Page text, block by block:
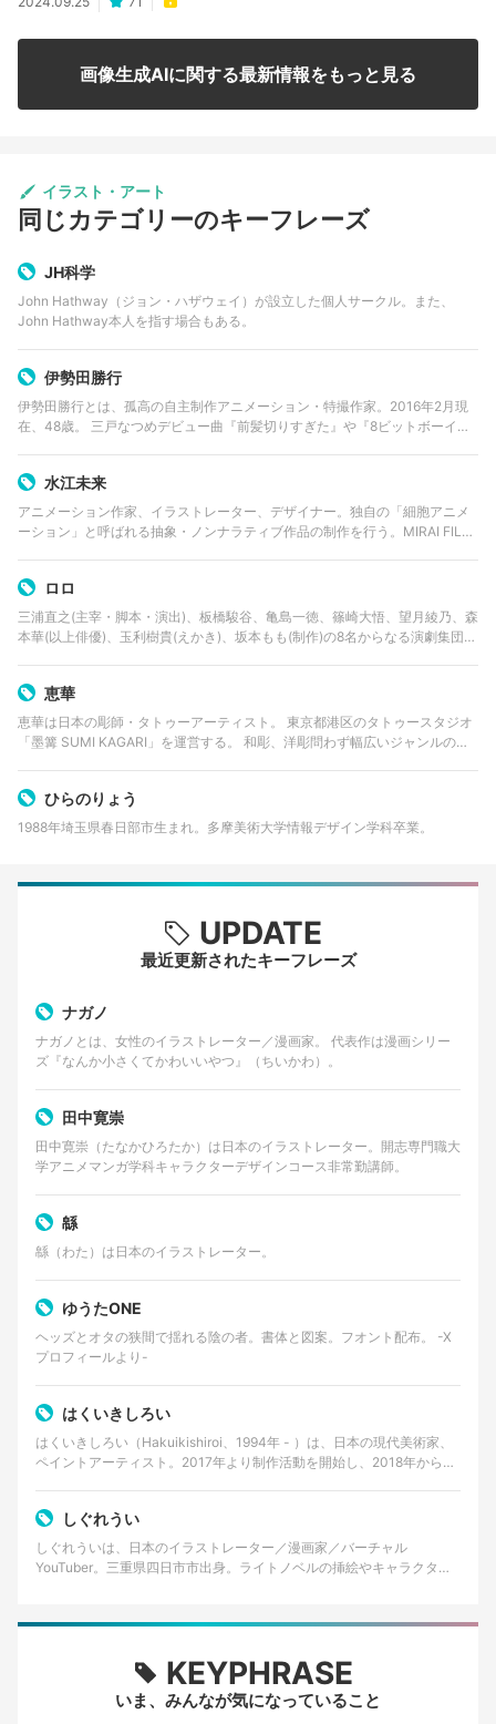
画像生成AIに関する最新情報をもっと見る
イラスト・アート
同じカテゴリーのキーフレーズ
JH科学
John Hathway（ジョン・ハザウェイ）が設立した個人サークル。また、
John Hathway本人を指す場合もある。
伊勢田勝行
伊勢田勝行とは、孤高の自主制作アニメーション・特撮作家。2016年2月現
在、48歳。 三戸なつめデビュー曲『前髪切りすぎた』や『8ビットボーイ』
水江未来
アニメーション作家、イラストレーター、デザイナー。独自の「細胞アニメ
ーション」と呼ばれる抽象・ノンナラティブ作品の制作を行う。MIRAI FILM
ロロ
三浦直之(主宰・脚本・演出)、板橋駿谷、亀島一徳、篠崎大悟、望月綾乃、森
本華(以上俳優)、玉利樹貴(えかき)、坂本もも(制作)の8名からなる演劇集団。
恵華
恵華は日本の彫師・タトゥーアーティスト。 東京都港区のタトゥースタジオ
「墨篝 SUMI KAGARI」を運営する。 和彫、洋彫問わず幅広いジャンルの作
ひらのりょう
1988年埼玉県春日部市生まれ。多摩美術大学情報デザイン学科卒業。
UPDATE
最近更新されたキーフレーズ
ナガノ
ナガノとは、女性のイラストレーター／漫画家。 代表作は漫画シリー
ズ『なんか小さくてかわいいやつ』（ちいかわ）。
田中寛崇
田中寛崇（たなかひろたか）は日本のイラストレーター。開志専門職大
学アニメマンガ学科キャラクターデザインコース非常勤講師。
緜
緜（わた）は日本のイラストレーター。
ゆうたONE
ヘッズとオタの狭間で揺れる陰の者。書体と図案。フオント配布。 -X
プロフィールより-
はくいきしろい
はくいきしろい（Hakuikishiroi、1994年 - ）は、日本の現代美術家、
ペイントアーティスト。2017年より制作活動を開始し、2018年から作
しぐれうい
しぐれういは、日本のイラストレーター／漫画家／バーチャル
YouTuber。三重県四日市市出身。ライトノベルの挿絵やキャラクター
KEYPHRASE
いま、みんなが気になっていること